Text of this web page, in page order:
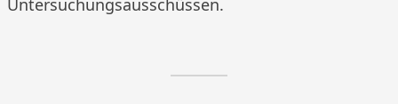
Untersuchungsausschüssen.